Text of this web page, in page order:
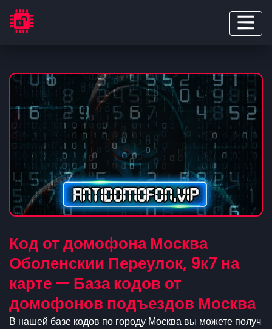
Код от домофона Москва
Оболенскии Переулок, 9к7 на
карте — База кодов от
домофонов подъездов Москва
В нашей базе кодов по городу Москва вы можете получ